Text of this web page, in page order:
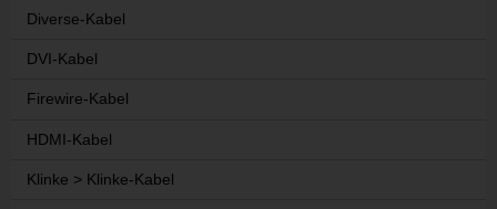
Diverse-Kabel
DVI-Kabel
Firewire-Kabel
HDMI-Kabel
Klinke > Klinke-Kabel